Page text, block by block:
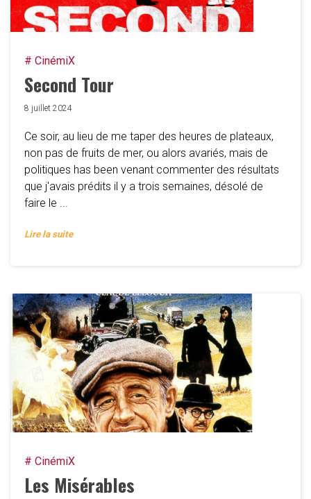
# CinémiX
Second Tour
8 juillet 2024
Ce soir, au lieu de me taper des heures de plateaux,
non pas de fruits de mer, ou alors avariés, mais de
politiques has been venant commenter des résultats
que j'avais prédits il y a trois semaines, désolé de
faire le ...
Lire la suite
# CinémiX
Les Misérables